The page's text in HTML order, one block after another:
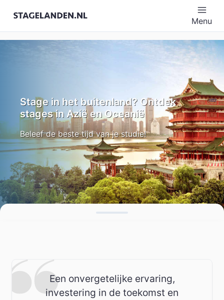
Menu
Stage in het buitenland? Ontdek
stages in Azië en Oceanië
Beleef de beste tijd van je studie!
Een onvergetelijke ervaring,
investering in de toekomst en